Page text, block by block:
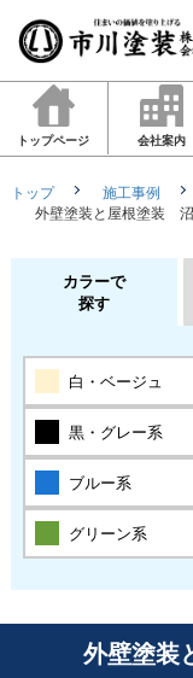
トップページ 会社案内
トップ 施工事例
外壁塗装と屋根塗装
カラーで
探す
白・ベージュ
黒・グレー系
ブルー系
グリーン系
外壁塗装